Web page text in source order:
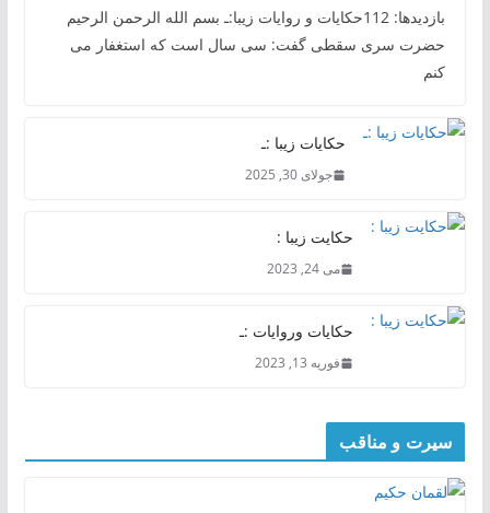
بازدیدها: 112حکایات و روایات زیبا:ـ بسم الله الرحمن الرحیم
حضرت سری سقطی گفت: سی سال است که استغفار می
کنم
حکایات زیبا :ـ
جولای 30, 2025
حکایت زیبا :
می 24, 2023
حکایات وروایات :ـ
فوریه 13, 2023
سیرت و مناقب